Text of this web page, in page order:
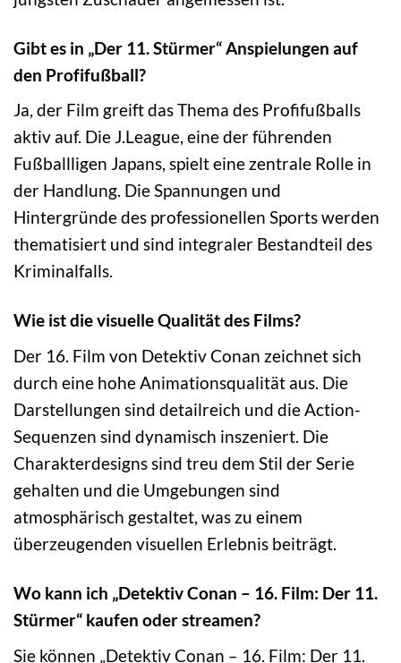
Gibt es in „Der 11. Stürmer“ Anspielungen auf
den Profifußball?
Ja, der Film greift das Thema des Profifußballs
aktiv auf. Die J.League, eine der führenden
Fußballligen Japans, spielt eine zentrale Rolle in
der Handlung. Die Spannungen und
Hintergründe des professionellen Sports werden
thematisiert und sind integraler Bestandteil des
Kriminalfalls.
Wie ist die visuelle Qualität des Films?
Der 16. Film von Detektiv Conan zeichnet sich
durch eine hohe Animationsqualität aus. Die
Darstellungen sind detailreich und die Action-
Sequenzen sind dynamisch inszeniert. Die
Charakterdesigns sind treu dem Stil der Serie
gehalten und die Umgebungen sind
atmosphärisch gestaltet, was zu einem
überzeugenden visuellen Erlebnis beiträgt.
Wo kann ich „Detektiv Conan – 16. Film: Der 11.
Stürmer“ kaufen oder streamen?
Sie können „Detektiv Conan – 16. Film: Der 11.